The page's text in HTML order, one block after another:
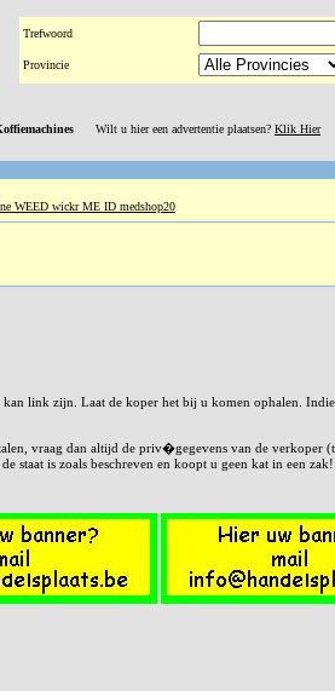
Trefwoord
Provincie
Wilt u hier een advertentie plaatsen? Klik Hier
WEED wickr ME ID medshop20
kan link zijn. Laat de koper het bij u komen ophalen.
vraag dan altijd de priv�gegevens van de verkoper
staat is zoals beschreven en koopt u geen kat in een